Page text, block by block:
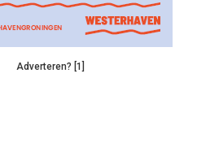
Adverteren? [1]